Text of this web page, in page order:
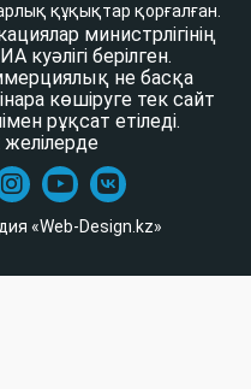
құқықтар қорғалған.
министрлігінің
берілген.
не басқа
көшіруге тек сайт
рұқсат етіледі.
желілерде
«Web-Design.kz»